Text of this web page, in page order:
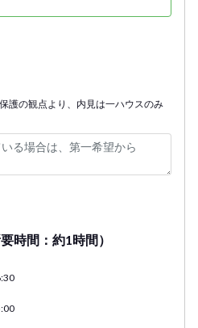
護の観点より、内見は一ハウスのみ
時間：約1時間）